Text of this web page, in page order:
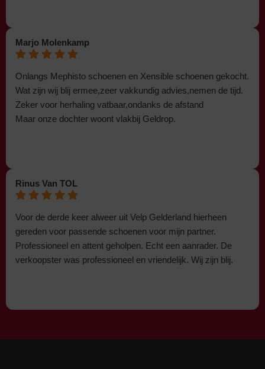
Marjo Molenkamp
Onlangs Mephisto schoenen en Xensible schoenen gekocht.
Wat zijn wij blij ermee,zeer vakkundig advies,nemen de tijd.
Zeker voor herhaling vatbaar,ondanks de afstand
Maar onze dochter woont vlakbij Geldrop.
Rinus Van TOL
Voor de derde keer alweer uit Velp Gelderland hierheen
gereden voor passende schoenen voor mijn partner.
Professioneel en attent geholpen. Echt een aanrader. De
verkoopster was professioneel en vriendelijk. Wij zijn blij.